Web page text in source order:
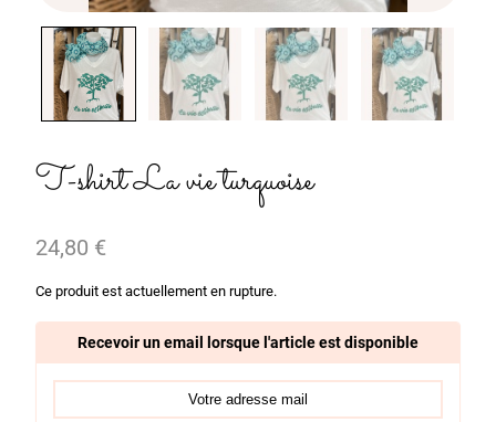
T-shirt La vie turquoise
24,80 €
Ce produit est actuellement en rupture.
Recevoir un email lorsque l'article est disponible